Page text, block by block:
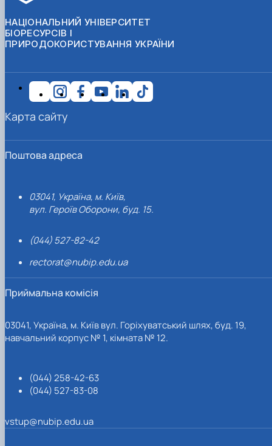
НАЦІОНАЛЬНИЙ УНІВЕРСИТЕТ
БІОРЕСУРСІВ І
ПРИРОДОКОРИСТУВАННЯ УКРАЇНИ
Поштова адреса
03041, Україна, м. Київ,
вул. Героїв Оборони, буд. 15.
(044) 527-82-42
rectorat@nubip.edu.ua
Приймальна комісія
03041, Україна, м. Київ вул. Горіхуватський шлях, буд. 19,
навчальний корпус № 1, кімната № 12.
(044) 258-42-63
(044) 527-83-08
vstup@nubip.edu.ua
Карта сайту